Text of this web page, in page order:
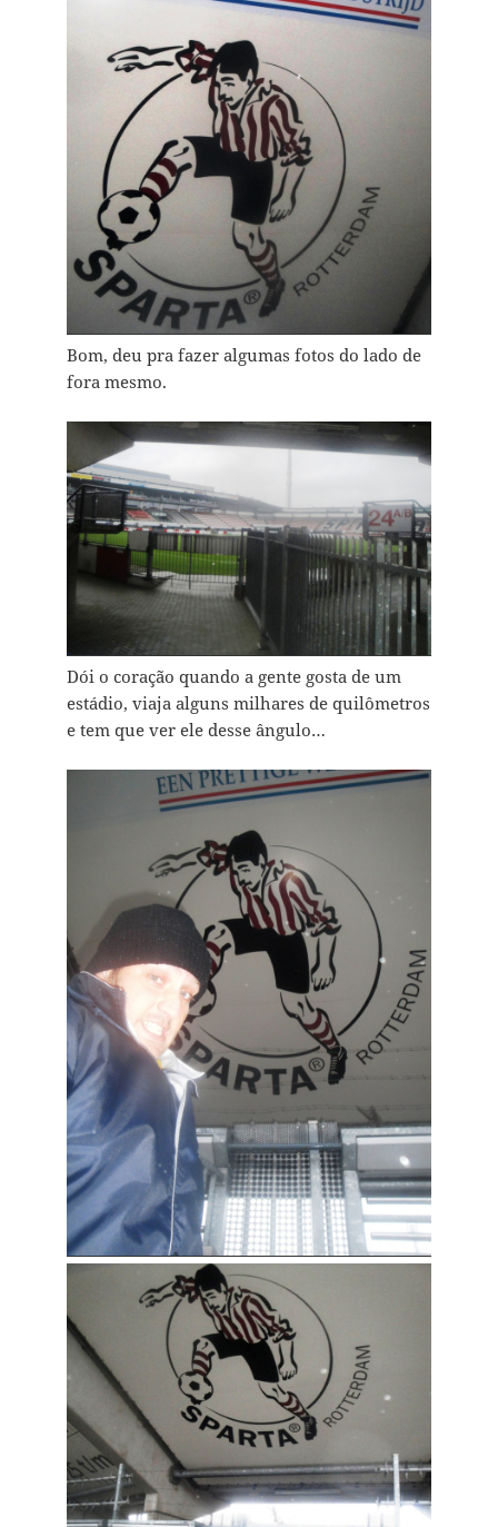
Bom, deu pra fazer algumas fotos do lado de
fora mesmo.
Dói o coração quando a gente gosta de um
estádio, viaja alguns milhares de quilômetros
e tem que ver ele desse ângulo…